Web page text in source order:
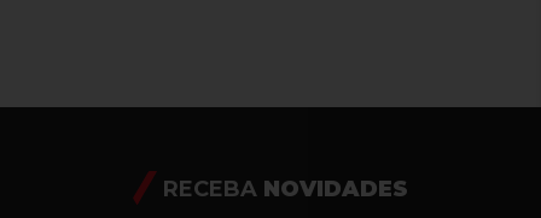
RECEBA NOVIDADES